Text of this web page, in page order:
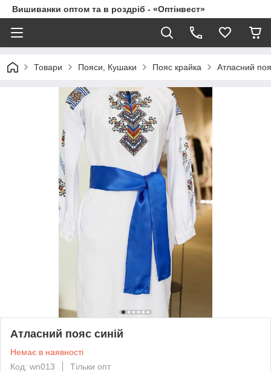
Вишиванки оптом та в роздріб - «Оптінвест»
Товари Пояси, Кушаки Пояс крайка Атласний
Атласний пояс синій
Немає в наявності
Код: wn013
Тільки опт